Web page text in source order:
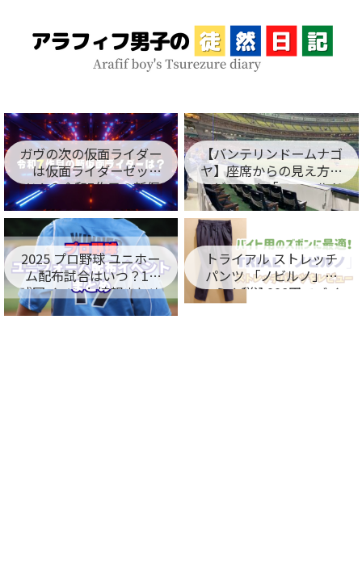
ガヴの次の仮面ライダー
は仮面ライダーゼッ
ツ！？令和7作目の新仮
面ライダー名が判明！
【バンテリンドームナゴ
ヤ】座席からの見え方を
レビュー！「フィールド
シート編」
2025 プロ野球 ユニホー
ム配布試合はいつ？12
球団イベント情報まとめ
トライアル ストレッチ
パンツ 「ノビルノ」口
コミ！税込998円でバイ
ト用のズボンに最適！